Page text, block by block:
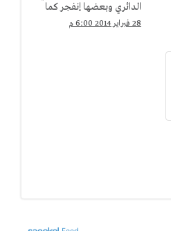
الدائري وبعضها إنفجر كما
في الإسكندرية
28 فبراير 2014 6:00 م